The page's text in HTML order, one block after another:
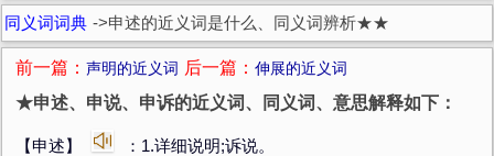
同义词词典 ->申述的近义词是什么、同义词辨析★★
前一篇： 声明的近义词 后一篇： 伸展的近义词
★申述、申说、申诉的近义词、同义词、意思解释如下：
【申述】
：1.详细说明;诉说。